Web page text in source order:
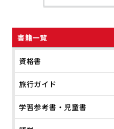
書籍一覧
資格書
旅行ガイド
学習参考書・児童書